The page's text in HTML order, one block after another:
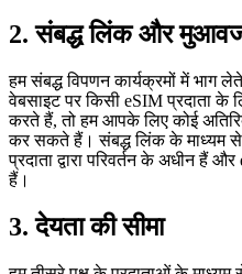
2. संबद्ध लिंक और
हम संबद्ध विपणन कार्यक्रमों में भाग
वेबसाइट पर किसी eSIM प्रदाता
करते हैं, तो हम आपके लिए कोई
कर सकते हैं। संबद्ध लिंक के माध्यम से
प्रदाता द्वारा परिवर्तन के अधीन हैं
हैं।
3. देयता की सीमा